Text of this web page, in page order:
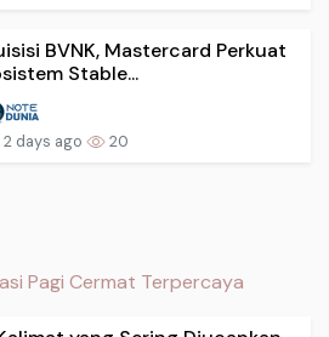
BVNK, Mastercard Perkuat
Stable...
2 days ago 20
Pagi Cermat Terpercaya